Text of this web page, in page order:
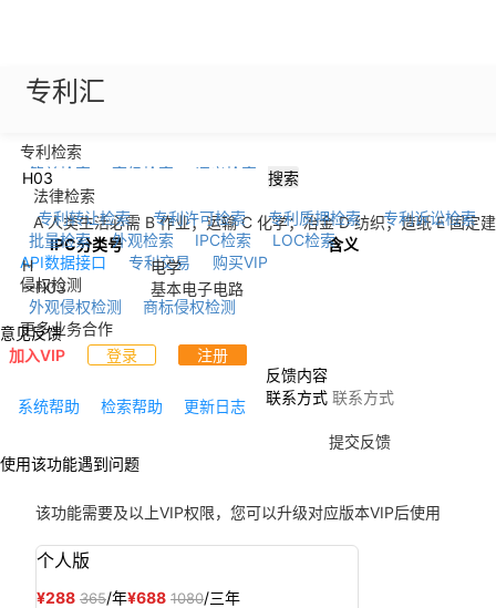
专利汇
专利检索
简单检索
高级检索
语义检索
法律检索
专利转让检索
专利许可检索 专利质押检索
专利诉讼检索
批量检索
外观检索 IPC检索
LOC检索
API数据接口
专利交易
购买VIP
侵权检测
外观侵权检测
商标侵权检测
更多业务合作
加入VIP
登录 注册
系统帮助 检索帮助 更新日志
搜索
A 人类生活必需 B 作业；运输C 化学；冶金D 纺织；造纸E 固定
IPC分类号
含义
H
电学
--H03 基本电子电路
意见反馈
反馈内容
联系方式
提交反馈
使用该功能遇到问题
该功能需要及以上VIP权限，您可以升级对应版本VIP后使用
个人版
¥288 365/年¥688 1080/三年